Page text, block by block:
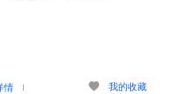
情 我的收藏